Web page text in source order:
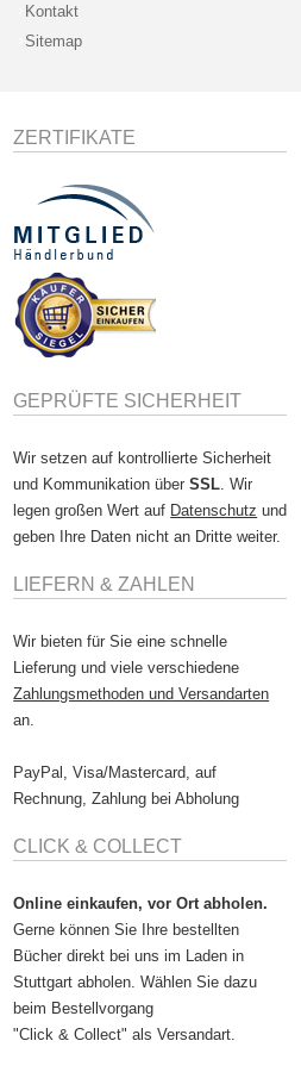
Kontakt
Sitemap
ZERTIFIKATE
GEPRÜFTE SICHERHEIT
Wir setzen auf kontrollierte Sicherheit
und Kommunikation überSSL . Wir
legen großen Wert auf Datenschutz und
geben Ihre Daten nicht an Dritte weiter.
LIEFERN & ZAHLEN
Wir bieten für Sie eine schnelle
Lieferung und viele verschiedene
Zahlungsmethoden und Versandarten
an.
PayPal, Visa/Mastercard, auf
Rechnung, Zahlung bei Abholung
CLICK & COLLECT
Online einkaufen, vor Ort abholen.
Gerne können Sie Ihre bestellten
Bücher direkt bei uns im Laden in
Stuttgart abholen. Wählen Sie dazu
beim Bestellvorgang
"Click & Collect" als Versandart.